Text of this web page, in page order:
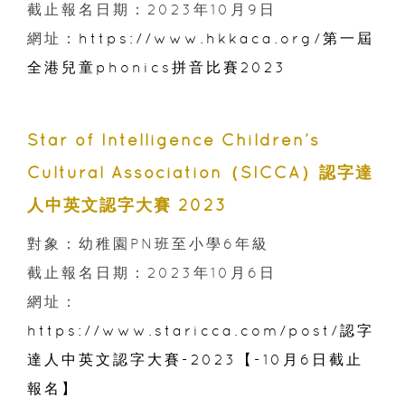
截止報名日期：2023年10月9日
網址： https://www.hkkaca.org/第一屆
全港兒童phonics拼音比賽2023
Star of Intelligence Children’s
Cultural Association（SICCA）認字達
人中英文認字大賽 2023
對象：幼稚園PN班至小學6年級
截止報名日期：2023年10月6日
網址：
https://www.staricca.com/post/認字
達人中英文認字大賽-2023【-10月6日截止
報名】